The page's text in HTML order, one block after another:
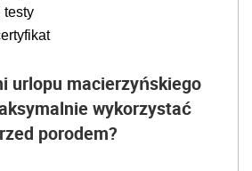
testy
urlopu macierzyńskiego
wykorzystać
porodem?